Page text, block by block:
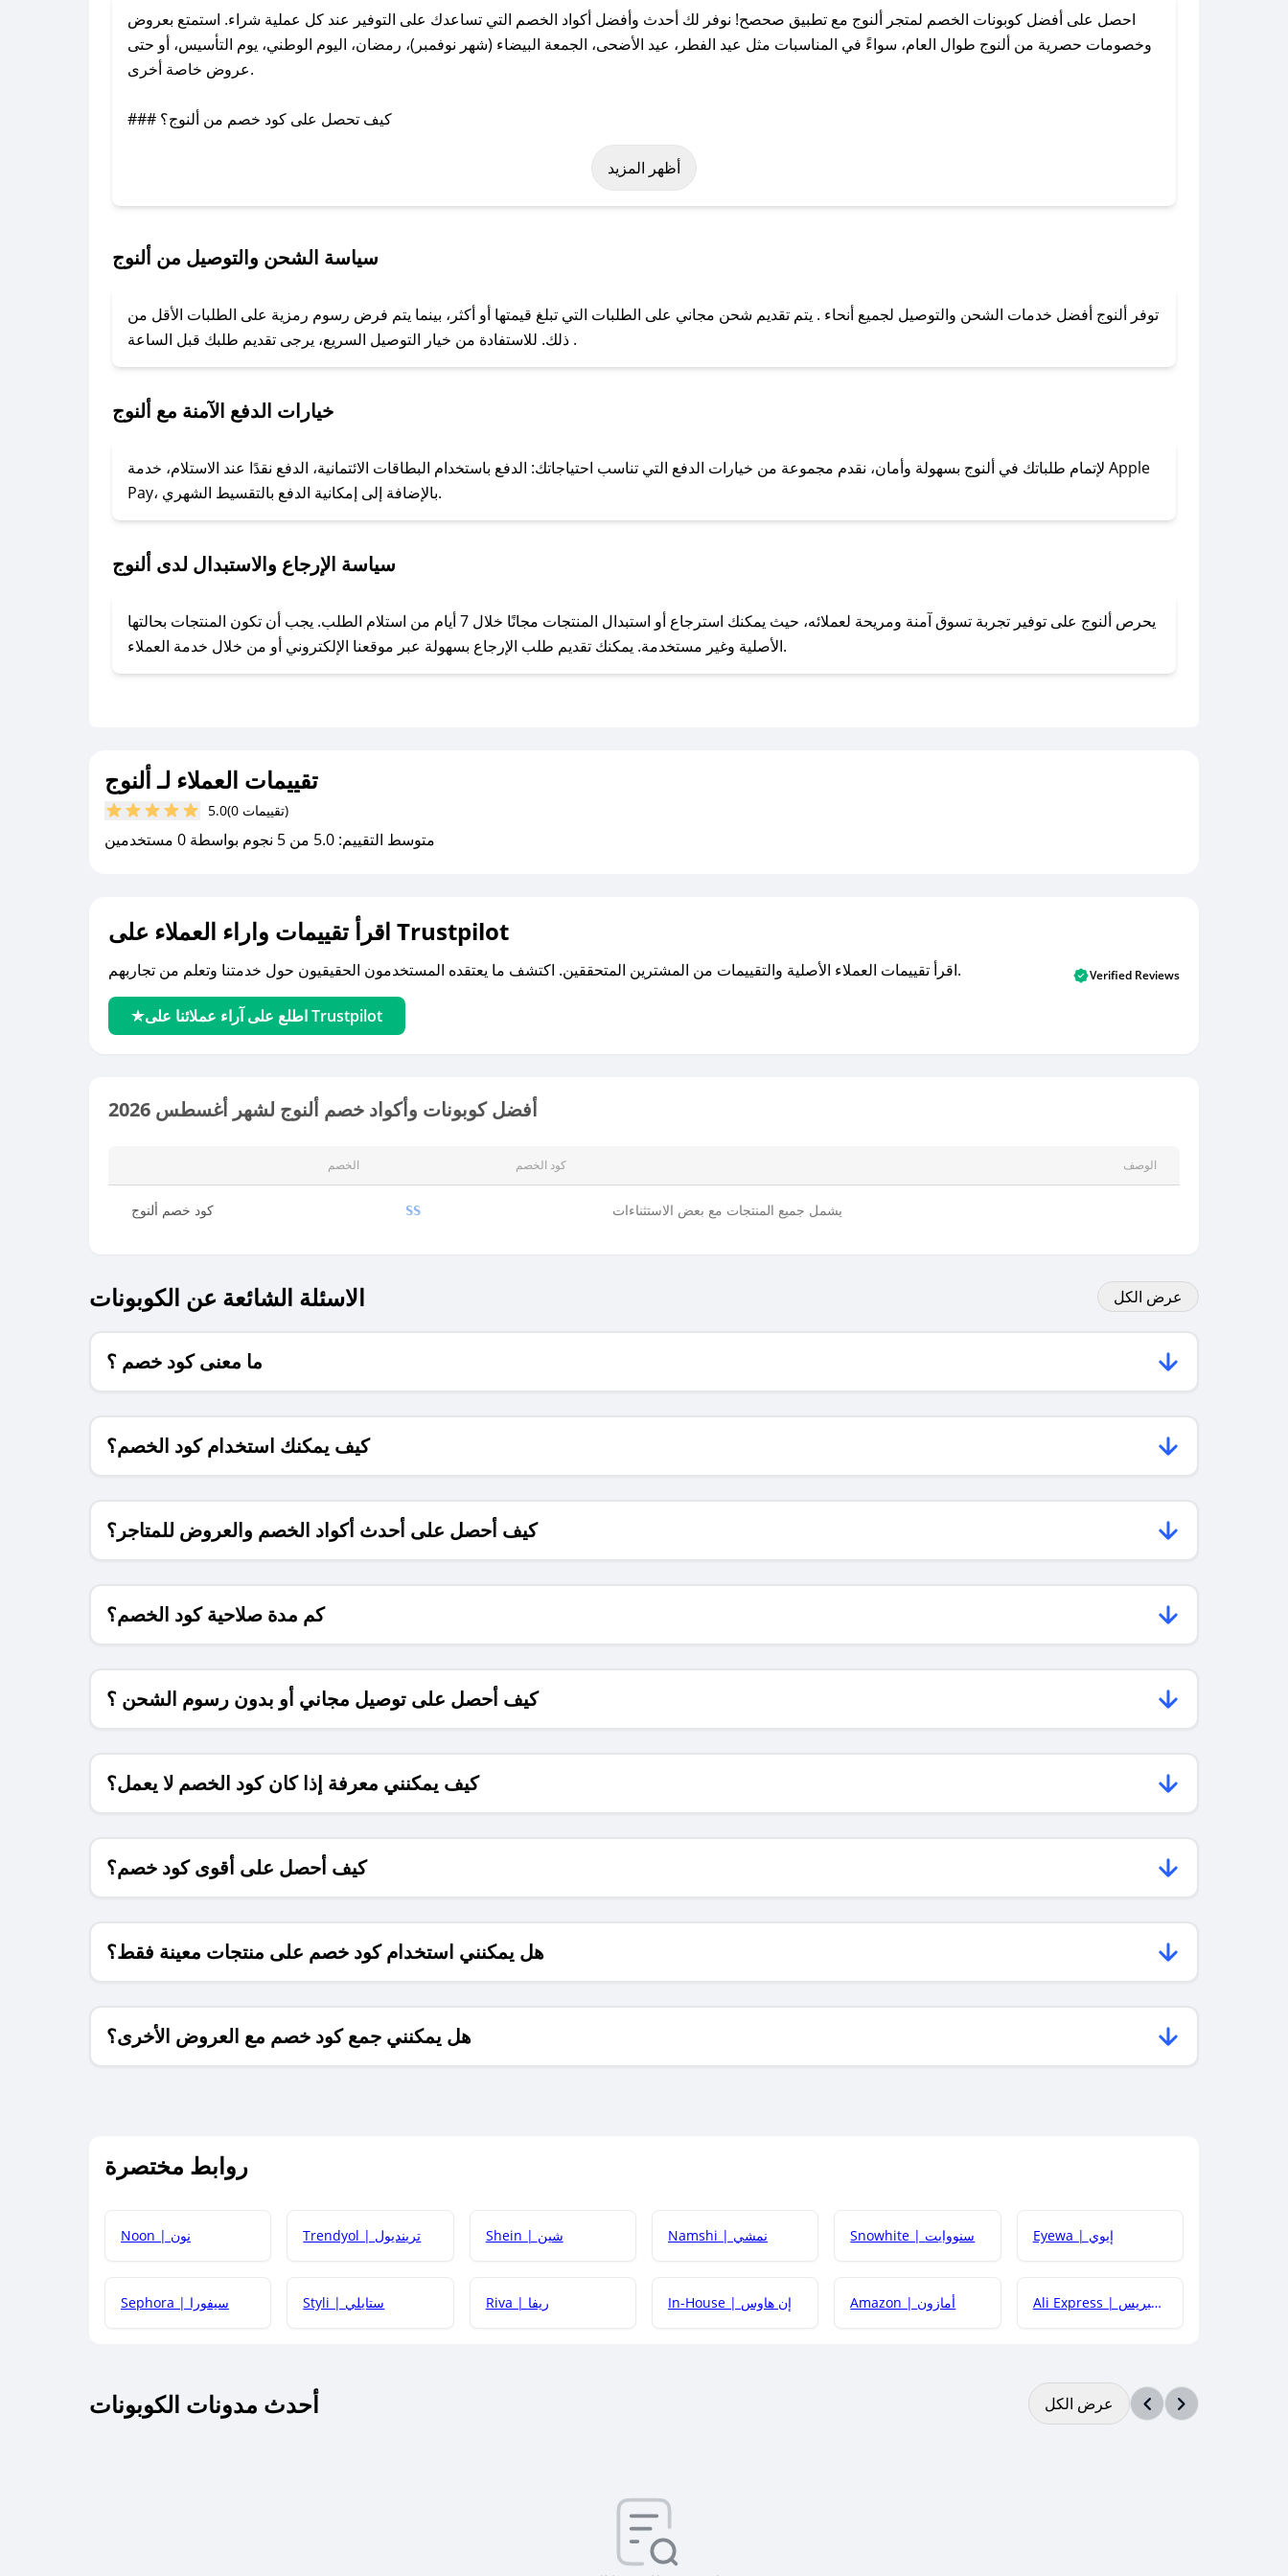
احصل على أفضل كوبونات الخصم لمتجر ألنوج مع تطبيق صحصح! نوفر لك أحدث وأفضل أكواد الخصم التي تساعدك على التوفير عند كل عملية شراء. استمتع بعروض
وخصومات حصرية من ألنوج طوال العام، سواءً في المناسبات مثل عيد الفطر، عيد الأضحى، الجمعة البيضاء (شهر نوفمبر)، رمضان، اليوم الوطني، يوم التأسيس، أو حتى
عروض خاصة أخرى.
### كيف تحصل على كود خصم من ألنوج؟
باستخدام تطبيق صحصح، يمكنك العثور بسهولة على كود خصم ألنوج. وفي حال عدم توفر الكوبون، تواصل معنا عبر تويتر أو البريد الإلكتروني لإضافته بسرعة.
لا تقلق! يمكنك التواصل مع فريق دعم صحصح عبر الرسائل الخاصة على تويتر أو البريد الإلكتروني، وسنقوم بحل المشكلة في أسرع وقت ممكن.
### ماذا أفعل إذا لم أجد كود خصم لمتجري المفضل؟
في حال عدم توفر كوبونات لمتجرك المفضل، يمكنك مراسلتنا مباشرة وسنعمل على توفير الكوبونات في أسرع وقت ممكن.
للحصول على كوبونات وخصومات حصرية، قم بما يلي:
- اضغط على أيقونة متابعة لمتجر ألنوج في تطبيق صحصح.
- تابع حسابنا الرسمي على تويتر وقم بتفعيل زر التنبيهات.
أظهر المزيد
سياسة الشحن والتوصيل من ألنوج
توفر ألنوج أفضل خدمات الشحن والتوصيل لجميع أنحاء . يتم تقديم شحن مجاني على الطلبات التي تبلغ قيمتها أو أكثر، بينما يتم فرض رسوم رمزية على الطلبات الأقل من
ذلك. للاستفادة من خيار التوصيل السريع، يرجى تقديم طلبك قبل الساعة .
خيارات الدفع الآمنة مع ألنوج
لإتمام طلباتك في ألنوج بسهولة وأمان، نقدم مجموعة من خيارات الدفع التي تناسب احتياجاتك: الدفع باستخدام البطاقات الائتمانية، الدفع نقدًا عند الاستلام، خدمة Apple
Pay، بالإضافة إلى إمكانية الدفع بالتقسيط الشهري.
سياسة الإرجاع والاستبدال لدى ألنوج
يحرص ألنوج على توفير تجربة تسوق آمنة ومريحة لعملائه، حيث يمكنك استرجاع أو استبدال المنتجات مجانًا خلال 7 أيام من استلام الطلب. يجب أن تكون المنتجات بحالتها
الأصلية وغير مستخدمة. يمكنك تقديم طلب الإرجاع بسهولة عبر موقعنا الإلكتروني أو من خلال خدمة العملاء.
تقييمات العملاء لـ ألنوج
5.0 (0 تقييمات)
متوسط التقييم: 5.0 من 5 نجوم بواسطة 0 مستخدمين
اقرأ تقييمات واراء العملاء على Trustpilot
اقرأ تقييمات العملاء الأصلية والتقييمات من المشترين المتحققين. اكتشف ما يعتقده المستخدمون الحقيقيون حول خدمتنا وتعلم من تجاربهم.
اطلع على آراء عملائنا على Trustpilot
Verified Reviews
أفضل كوبونات وأكواد خصم ألنوج لشهر أغسطس 2026
الخصم كود الخصم الوصف
كود خصم ألنوج SS يشمل جميع المنتجات مع بعض الاستثناءات
الاسئلة الشائعة عن الكوبونات عرض الكل
ما معنى كود خصم ؟
كيف يمكنك استخدام كود الخصم؟
كيف أحصل على أحدث أكواد الخصم والعروض للمتاجر؟
كم مدة صلاحية كود الخصم؟
كيف أحصل على توصيل مجاني أو بدون رسوم الشحن ؟
كيف يمكنني معرفة إذا كان كود الخصم لا يعمل؟
كيف أحصل على أقوى كود خصم؟
هل يمكنني استخدام كود خصم على منتجات معينة فقط؟
هل يمكنني جمع كود خصم مع العروض الأخرى؟
روابط مختصرة
Noon | نون Trendyol | ترينديول Shein | شين Namshi | نمشي Snowhite | سنووايت Eyewa | إيوي
Sephora | سيفورا Styli | ستايلي Riva | ريفا In-House | إن هاوس Amazon | أمازون Ali Express | علي إكسبريس
أحدث مدونات الكوبونات عرض الكل